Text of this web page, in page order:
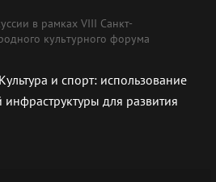
в рамках VIII Санкт-
культурного форума
и спорт: использование
для развития